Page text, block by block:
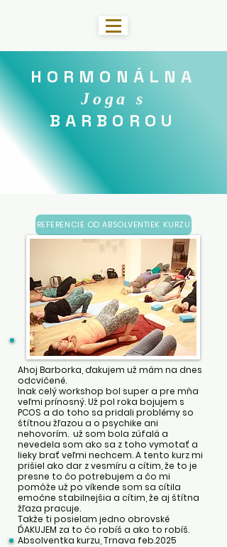
HORMONÁLNA
Joga s
BARBOROU
REFERENCIE OD ABSOLVENTIEK KURZU
Ahoj Barborka, ďakujem už mám na dnes
odcvičené.
Inak celý workshop bol super a pre mňa
veľmi prínosný. Už pol roka bojujem s
PCOS a do toho sa pridali problémy so
štítnou žľazou a o psychike ani
nehovorím. už som bola zúfalá a
nevedela som ako sa z toho vymotať a
lieky brať veľmi nechcem. A tento kurz mi
prišiel ako dar z vesmíru a cítim, že to je
presne to čo potrebujem a čo mi
pomôže už po víkende som sa cítila
emočne stabilnejšia a cítim, že aj štítna
žľaza pracuje.
Takže ti posielam jedno obrovské
ĎAKUJEM za to čo robíš a ako to robíš.
Absolventka kurzu, Trnava feb.2025